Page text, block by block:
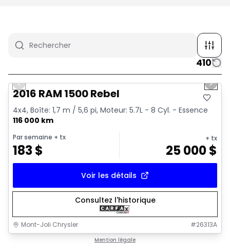
410
1/2
Previous slide Next
2016 RAM 1500 Rebel
4x4, Boîte: 1,7 m / 5,6 pi, Moteur: 5.7L - 8 Cyl. - Essence
116 000 km
Par semaine + tx
183$
+ tx
25 000$
Voir les détails
Consultez l'historique
Mont-Joli Chrysler #26313A
Mention légale